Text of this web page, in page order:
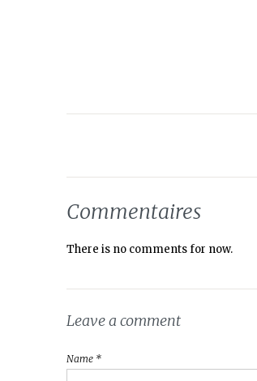
Commentaires
There is no comments for now.
Leave a comment
Name *